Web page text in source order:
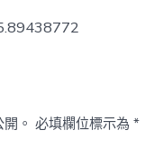
。 必填欄位標示為*